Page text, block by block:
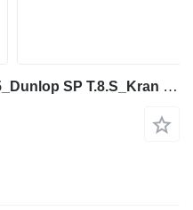
Dunlop 16.00R25_445/95R25_Dunlop SP T.8.S_Kran Reifen_Autokran Reifen